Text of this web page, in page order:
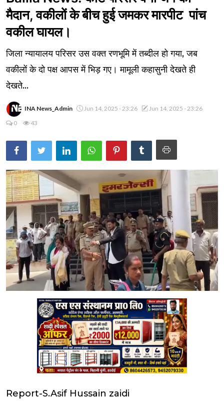
मैदान, वकीलों के बीच हुई जमकर मारपीट पांच
वकील घायल।
जिला न्यायालय परिसर उस वक्त रणभूमि में तब्दील हो गया, जब
वकीलों के दो पक्ष आपस में भिड़ गए। मामूली कहासुनी देखते ही
देखते...
INA News_Admin Jun 14, 2025 - 23:26
Jun 14, 2025 - 23:26
0
43
Report-S.Asif Hussain zaidi